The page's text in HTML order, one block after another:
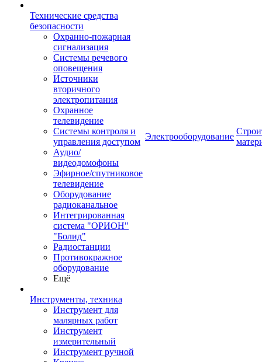
Технические средства
безопасности
Охранно-пожарная
сигнализация
Системы речевого
оповещения
Источники
вторичного
электропитания
Охранное
телевидение
Системы контроля и
управления доступом
Аудио/
видеодомофоны
Эфирное/спутниковое
телевидение
Оборудование
радиоканальное
Интегрированная
система "ОРИОН"
"Болид"
Радиостанции
Противокражное
оборудование
Ещё
Инструменты, техника
Инструмент для
малярных работ
Инструмент
измерительный
Инструмент ручной
Электрооборудование